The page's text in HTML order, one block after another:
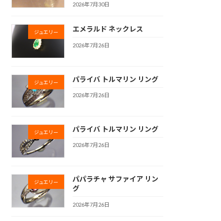
2026年7月30日
ジュエリー エメラルド ネックレス
2026年7月26日
ジュエリー パライバ トルマリン リング
2026年7月26日
ジュエリー パライバ トルマリン リング
2026年7月26日
ジュエリー
パパラチャ サファイア リン
グ
2026年7月26日